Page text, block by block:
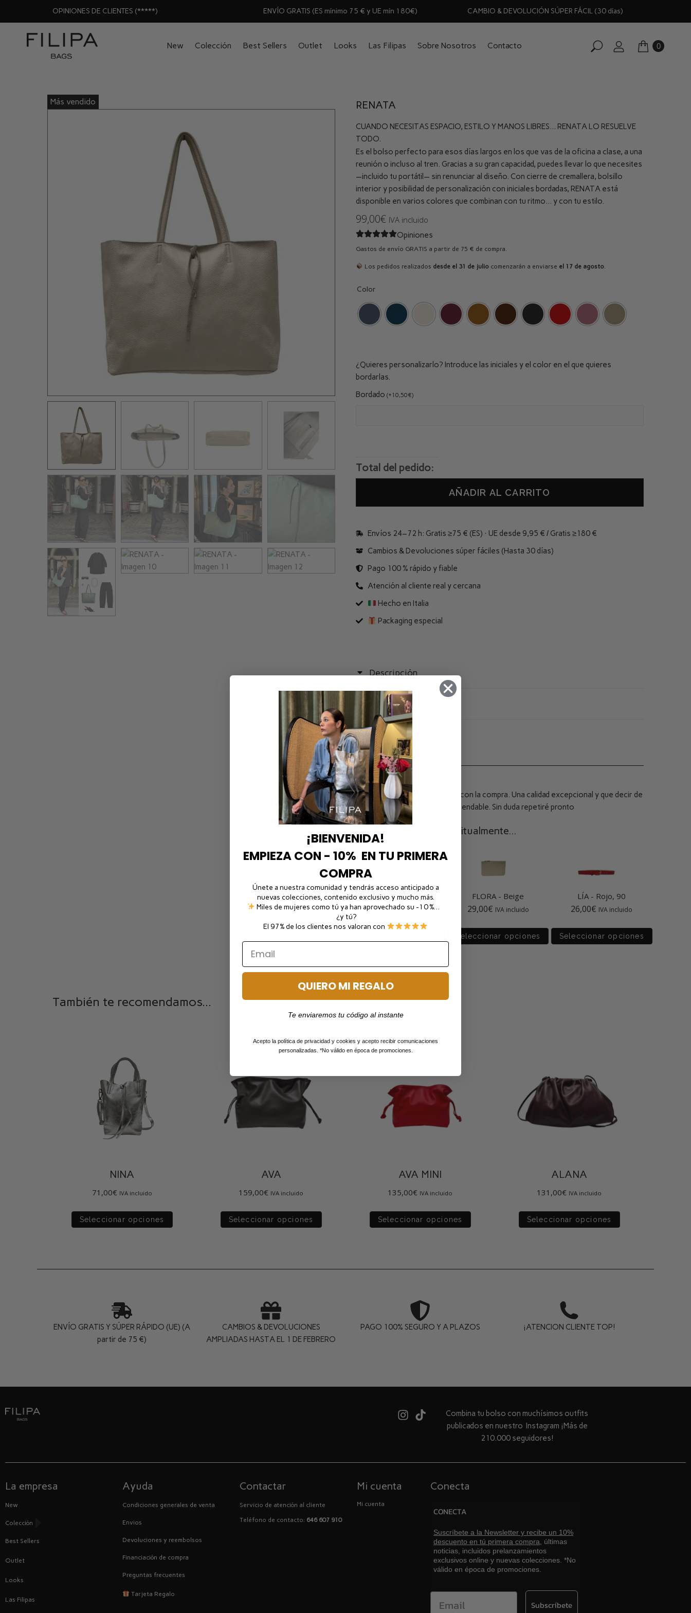
OPINIONES DE CLIENTES (*****) ENVÍO GRATIS (ES mínimo 75 € y UE mín 180€) CAMBIO & DEVOLUCIÓN SÚPER FÁCIL (30 días)
New Colección Best Sellers Outlet Looks Las Filipas Sobre Nosotros Contacto 0
Más vendido RENATA
CUANDO NECESITAS ESPACIO, ESTILO Y MANOS LIBRES… RENATA LO RESUELVE
TODO.
Es el bolso perfecto para esos días largos en los que vas de la oficina a clase, a una
reunión o incluso al tren. Gracias a su gran capacidad, puedes llevar lo que necesites
—incluido tu portátil— sin renunciar al diseño. Con cierre de cremallera, bolsillo
interior y posibilidad de personalización con iniciales bordadas, RENATA está
disponible en varios colores que combinan con tu ritmo… y con tu estilo.
99,00€ IVA incluido
Opiniones
Gastos de envío GRATIS a partir de 75 € de compra.
Los pedidos realizados desde el 31 de juliocomenzarán a enviarse el 17 de agosto.
Color
¿Quieres personalizarlo? Introduce las iniciales y el color en el que quieres
bordarlas.
Bordado (+10,50€)
Total del pedido:
AÑADIR AL CARRITO
Envíos 24–72 h: Gratis ≥75 € (ES) · UE desde 9,95 € / Gratis ≥180 €
Cambios & Devoluciones súper fáciles (Hasta 30 días)
Pago 100 % rápido y fiable
Atención al cliente real y cercana
Hecho en Italia
Packaging especial
Descripción
Medidas
Cuidados
No puedo estar más contenta con la compra. Una calidad excepcional y que decir de
la atención! Totalmente recomendable. Sin duda repetiré pronto
Nuria Baeza
Comprados juntos habitualmente...
GALA-Naranja
19,00€ IVA incluido
FLORA- Beige
29,00€ IVA incluido
Seleccionar opciones
LÍA- Rojo, 90
26,00€ IVA incluido
Seleccionar opciones
También te recomendamos...
NINA
71,00€ IVA incluido
Seleccionar opciones
AVA
159,00€ IVA incluido
Seleccionar opciones
AVA MINI
135,00€ IVA incluido
Seleccionar opciones
ALANA
131,00€ IVA incluido
Seleccionar opciones
ENVÍO GRATIS Y SÚPER RÁPIDO (UE) (A
partir de 75 €)
CAMBIOS & DEVOLUCIONES
AMPLIADAS HASTA EL 1 DE FEBRERO
PAGO 100% SEGURO Y A PLAZOS ¡ATENCION CLIENTE TOP!
Combina tu bolso con muchísimos outfits
publicados en nuestro Instagram ¡Más de
210.000 seguidores!
La empresa
New
Colección
Best Sellers
Outlet
Looks
Las Filipas
Ayuda
Condiciones generales de venta
Envios
Devoluciones y reembolsos
Financiación de compra
Preguntas frecuentes
Tarjeta Regalo
Contactar
Servicio de atención al cliente
Teléfono de contacto: 646 607 910
Mi cuenta
Mi cuenta
Conecta
CONECTA
Suscríbete a la Newsletter y recibe un 10%
descuento en tú primera compra,
últimas
noticias, incluidos prelanzamientos
exclusivos online y nuevas colecciones. *No
válido en época de promociones.
Email Subscríbete
¡BIENVENIDA!
EMPIEZA CON - 10% EN TU PRIMERA
COMPRA
Únete a nuestra comunidad y tendrás acceso anticipado a
nuevas colecciones, contenido exclusivo y mucho más.
Miles de mujeres como tú ya han aprovechado su -10 %…
¿y tú?
El 97% de los clientes nos valoran con
QUIERO MI REGALO
Te enviaremos tu código al instante
Acepto la política de privacidad y cookies y acepto recibir comunicaciones
personalizadas. *No válido en época de promociones.